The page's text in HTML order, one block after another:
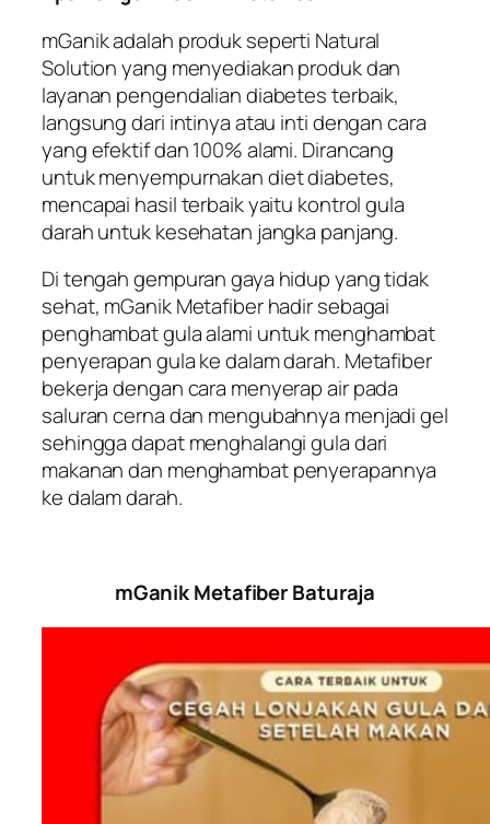
mGanik adalah produk seperti Natural
Solution yang menyediakan produk dan
layanan pengendalian diabetes terbaik,
langsung dari intinya atau inti dengan cara
yang efektif dan 100% alami. Dirancang
untuk menyempurnakan diet diabetes,
mencapai hasil terbaik yaitu kontrol gula
darah untuk kesehatan jangka panjang.
Di tengah gempuran gaya hidup yang tidak
sehat, mGanik Metafiber hadir sebagai
penghambat gula alami untuk menghambat
penyerapan gula ke dalam darah. Metafiber
bekerja dengan cara menyerap air pada
saluran cerna dan mengubahnya menjadi gel
sehingga dapat menghalangi gula dari
makanan dan menghambat penyerapannya
ke dalam darah.
mGanik Metafiber Baturaja